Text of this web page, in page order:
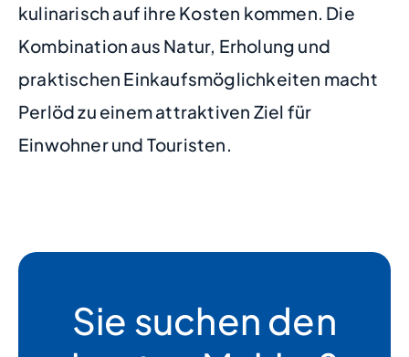
kulinarisch auf ihre Kosten kommen. Die
Kombination aus Natur, Erholung und
praktischen Einkaufsmöglichkeiten macht
Perlöd zu einem attraktiven Ziel für
Einwohner und Touristen.
Sie suchen den